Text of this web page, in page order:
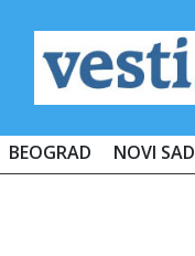
BEOGRAD NOVI SAD